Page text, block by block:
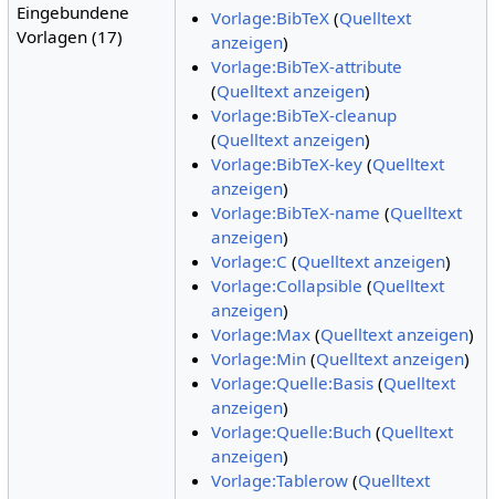
Eingebundene
Vorlagen (17)
Vorlage:BibTeX(Quelltext
anzeigen)
Vorlage:BibTeX-attribute
(Quelltext anzeigen)
Vorlage:BibTeX-cleanup
(Quelltext anzeigen)
Vorlage:BibTeX-key(Quelltext
anzeigen)
Vorlage:BibTeX-name (Quelltext
anzeigen)
Vorlage:C (Quelltext anzeigen)
Vorlage:Collapsible (Quelltext
anzeigen)
Vorlage:Max(Quelltext anzeigen)
Vorlage:Min(Quelltext anzeigen)
Vorlage:Quelle:Basis(Quelltext
anzeigen)
Vorlage:Quelle:Buch(Quelltext
anzeigen)
Vorlage:Tablerow(Quelltext